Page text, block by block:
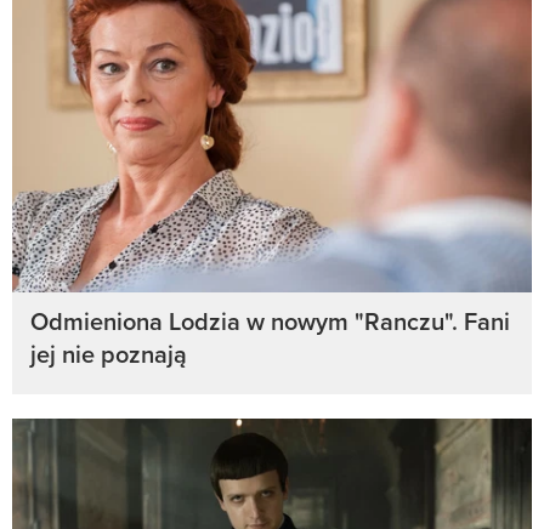
Odmieniona Lodzia w nowym "Ranczu". Fani
jej nie poznają